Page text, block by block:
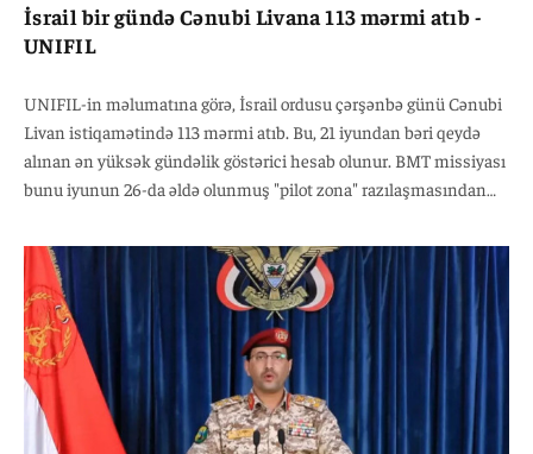
İsrail bir gündə Cənubi Livana 113 mərmi atıb -
UNIFIL
UNIFIL-in məlumatına görə, İsrail ordusu çərşənbə günü Cənubi
Livan istiqamətində 113 mərmi atıb. Bu, 21 iyundan bəri qeydə
alınan ən yüksək gündəlik göstərici hesab olunur. BMT missiyası
bunu iyunun 26-da əldə olunmuş "pilot zona" razılaşmasından
tərəfləri gərginliyi artıracaq addımlardan çəkinməyə və
razılaşmalara riayət etməyə çağırıb.